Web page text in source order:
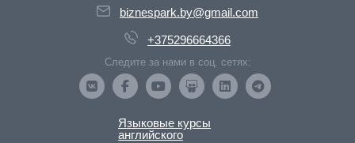
biznespark.by@gmail.com
+375296664366
Следите за нами в соц. сетях:
Языковые курсы
английского